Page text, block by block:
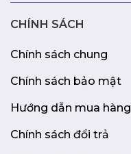
CHÍNH SÁCH
Chính sách chung
Chính sách bảo mật
Hướng dẫn mua hàng
Chính sách đổi trả